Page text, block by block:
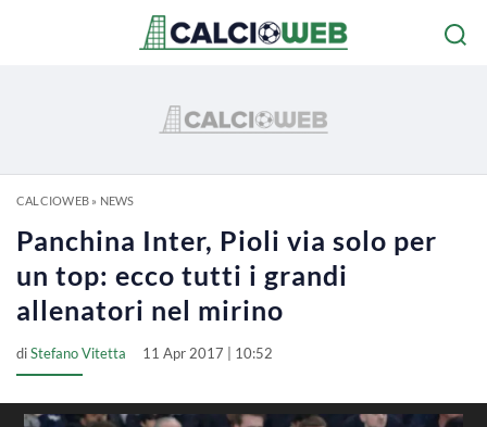
CALCIOWEB» NEWS
Panchina Inter, Pioli via solo per
un top: ecco tutti i grandi
allenatori nel mirino
diStefano Vitetta 11 Apr 2017 | 10:52